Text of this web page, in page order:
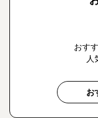
おす
人
お